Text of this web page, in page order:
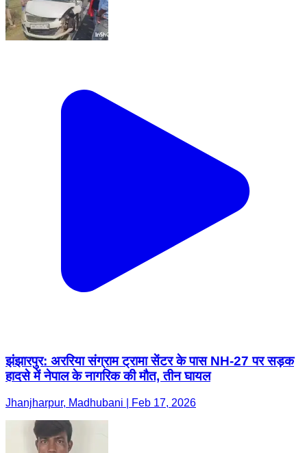
झंझारपुर: अररिया संग्राम ट्रामा सेंटर के पास NH-27 पर सड़क
हादसे में नेपाल के नागरिक की मौत, तीन घायल
Jhanjharpur, Madhubani | Feb 17, 2026